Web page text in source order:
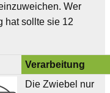
Wer
hat sollte sie 12
Verarbeitung
Die Zwiebel nur